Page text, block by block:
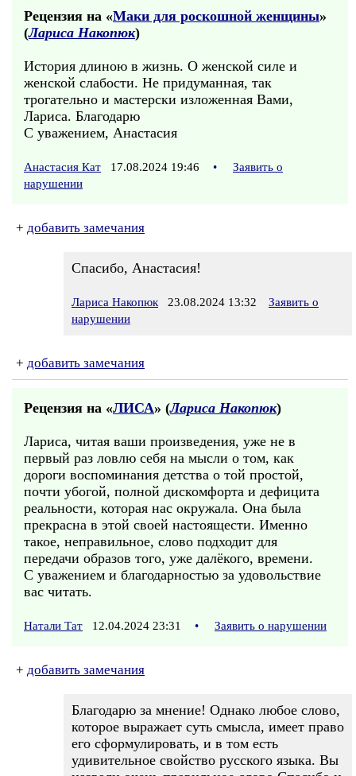
Рецензия на «Маки для роскошной женщины»
(Лариса Накопюк)
История длиною в жизнь. О женской силе и
женской слабости. Не придуманная, так
трогательно и мастерски изложенная Вами,
Лариса. Благодарю
С уважением, Анастасия
Анастасия Кат 17.08.2024 19:46 •
Заявить о
нарушении
+ добавить замечания
Спасибо, Анастасия!
Лариса Накопюк 23.08.2024 13:32
Заявить о
нарушении
+ добавить замечания
Рецензия на «ЛИСА» (Лариса Накопюк)
Лариса, читая ваши произведения, уже не в
первый раз ловлю себя на мысли о том, как
дороги воспоминания детства о той простой,
почти убогой, полной дискомфорта и дефицита
реальности, которая нас окружала. Она была
прекрасна в этой своей настоящести. Именно
такое, неправильное, слово подходит для
передачи образов того, уже далёкого, времени.
С уважением и благодарностью за удовольствие
вас читать.
Натали Тат 12.04.2024 23:31 • Заявить о нарушении
+ добавить замечания
Благодарю за мнение! Однако любое слово,
которое выражает суть смысла, имеет право
его сформулировать, и в том есть
удивительное свойство русского языка. Вы